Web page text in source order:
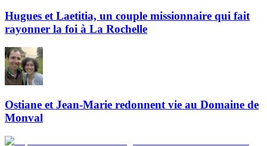
Hugues et Laetitia, un couple missionnaire qui fait
rayonner la foi à La Rochelle
Ostiane et Jean-Marie redonnent vie au Domaine de
Monval